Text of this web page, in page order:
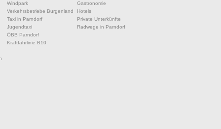
Windpark
Verkehrsbetriebe Burgenland
Taxi in Parndorf
Jugendtaxi
ÖBB Parndorf
Kraftfahrlinie B10
Gastronomie
Hotels
Private Unterkünfte
Radwege in Parndorf